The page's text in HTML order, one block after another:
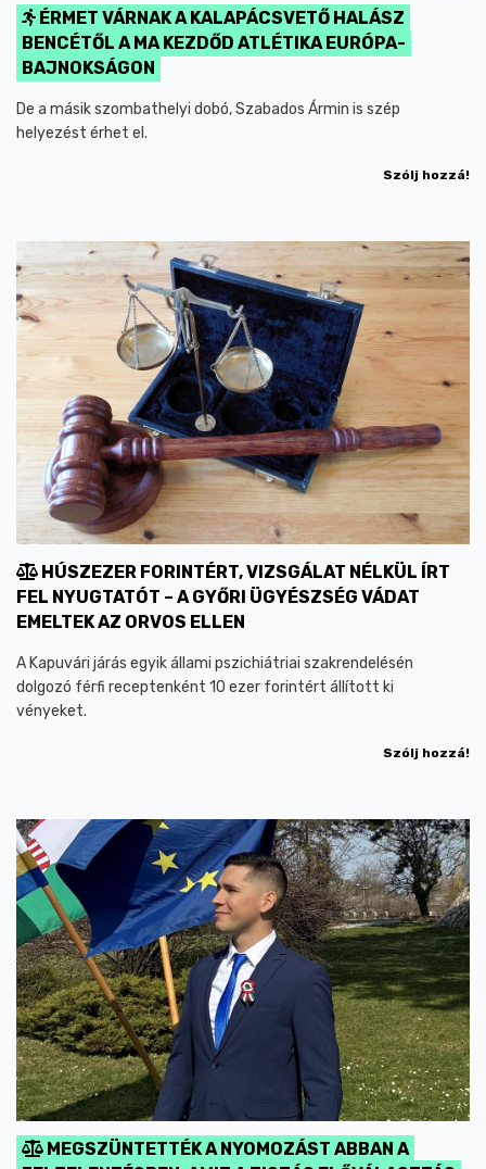
ÉRMET VÁRNAK A KALAPÁCSVETŐ HALÁSZ
BENCÉTŐL A MA KEZDŐD ATLÉTIKA EURÓPA-
BAJNOKSÁGON
De a másik szombathelyi dobó, Szabados Ármin is szép
helyezést érhet el.
Szólj hozzá!
HÚSZEZER FORINTÉRT, VIZSGÁLAT NÉLKÜL ÍRT
FEL NYUGTATÓT – A GYŐRI ÜGYÉSZSÉG VÁDAT
EMELTEK AZ ORVOS ELLEN
A Kapuvári járás egyik állami pszichiátriai szakrendelésén
dolgozó férfi receptenként 10 ezer forintért állított ki
vényeket.
Szólj hozzá!
MEGSZÜNTETTÉK A NYOMOZÁST ABBAN A